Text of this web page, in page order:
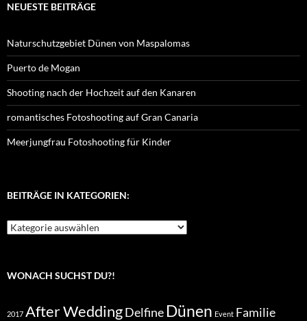
NEUESTE BEITRÄGE
Naturschutzgebiet Dünen von Maspalomas
Puerto de Mogan
Shooting nach der Hochzeit auf den Kanaren
romantisches Fotoshooting auf Gran Canaria
Meerjungfrau Fotoshooting für Kinder
BEITRÄGE IN KATEGORIEN:
Beiträge
in
WONACH SUCHST DU?!
2017 After WeddingDelfine Dünen Event Familie